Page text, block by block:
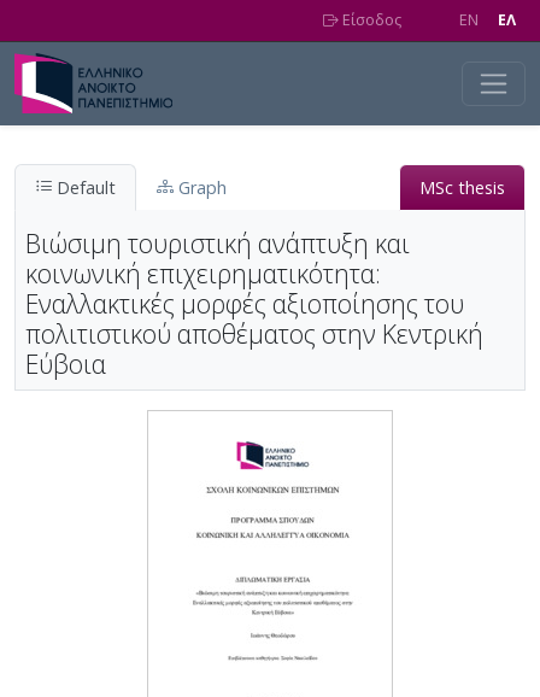
Είσοδος EN EΛ
Default Graph MSc thesis
Βιώσιμη τουριστική ανάπτυξη και
κοινωνική επιχειρηματικότητα:
Εναλλακτικές μορφές αξιοποίησης του
πολιτιστικού αποθέματος στην Κεντρική
Εύβοια